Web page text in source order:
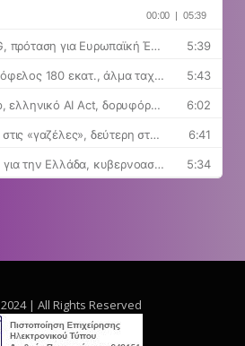
| All Rights Reserved